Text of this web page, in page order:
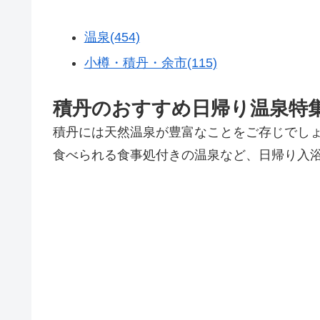
温泉(454)
小樽・積丹・余市(115)
積丹のおすすめ日帰り温泉特
積丹には天然温泉が豊富なことをご存じでし
食べられる食事処付きの温泉など、日帰り入